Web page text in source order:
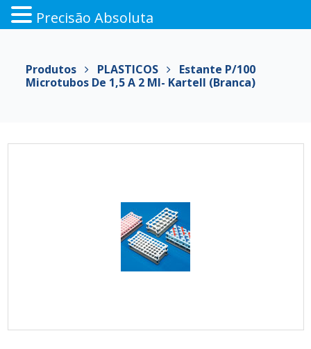
conteúdo
Produtos PLASTICOS
Estante P/100
Microtubos De 1,5 A 2 Ml- Kartell (branca)
Precisão Absoluta